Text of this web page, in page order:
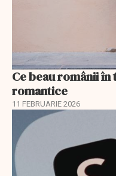
Ce beau românii
romantice
11 FEBRUARIE 2026